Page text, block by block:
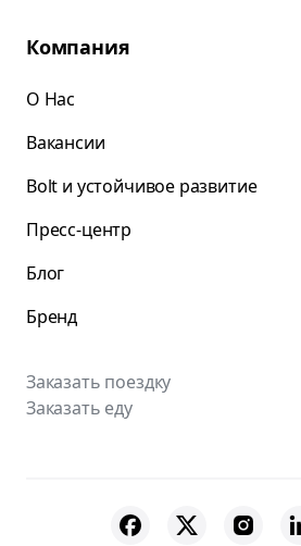
Компания
О Нас
Вакансии
Bolt и устойчивое развитие
Пресс-центр
Блог
Бренд
Заказать поездку
Заказать еду